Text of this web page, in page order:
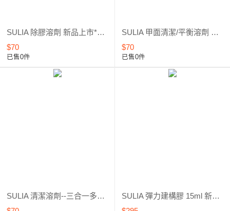
SULIA 除膠溶劑 新品上市*優惠5折起
$70
已售0件
SULIA 甲面清潔/平衡溶劑 新品上市*優惠5折起
$70
已售0件
SULIA 清潔溶劑--三合一多功能*清潔甲面、洗筆、除膠*新品上市*優惠5折起
SULIA 彈力建構膠 15ml 新品上市*優惠6折